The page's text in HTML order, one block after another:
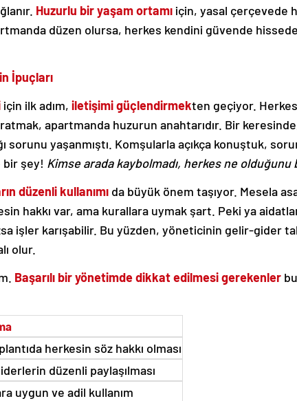
Huzurlu bir yaşam ortamı için, yasal çerçevede
düzen olursa, herkes kendini güvende
İpuçları
için ilk adım, iletişimi güçlendirmekten geçiyor.
apartmanda huzurun anahtarıdır. Bir
sorunu yaşanmıştı. Komşularla açıkça konuştuk,
bir şey! Kimse arada kaybolmadı, herkes ne olduğunu
düzenli kullanımı da büyük önem taşıyor. Mesela
hakkı var, ama kurallara uymak şart. Peki ya
işler karışabilir. Bu yüzden, yöneticinin gelir-gider
olur.
Başarılı bir yönetimde dikkat edilmesi gerekenler
herkesin söz hakkı olması
düzenli paylaşılması
uygun ve adil kullanım